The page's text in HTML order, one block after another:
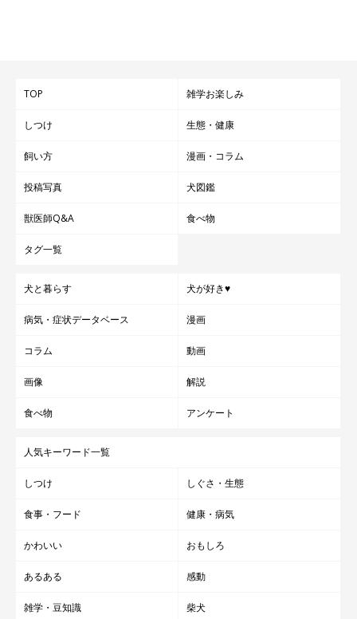
何にでも興味津々で、初めて見るものには大興奮しちゃうことも
好きな人を見分けて甘えに行ってしまうそうです♪
飼い主さんのInstagram
には、可愛いモッシュくんの姿がたくさ
くださいね！
参照／Instagram（ @golden_mosh）
取材・文・構成／雨宮カイ
TOP 雑学お楽しみ
しつけ 生態・健康
飼い方 漫画・コラム
投稿写真 犬図鑑
獣医師Q&A 食べ物
タグ一覧
犬と暮らす 犬が好き♥
病気・症状データベース 漫画
コラム 動画
画像 解説
食べ物 アンケート
人気キーワード一覧
しつけ しぐさ・生態
食事・フード 健康・病気
かわいい おもしろ
あるある 感動
雑学・豆知識 柴犬